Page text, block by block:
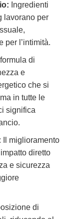
Ingredienti
lavorano per
per l’intimità.
di
e
che si
in tutte le
significa
Il miglioramento
diretto
e sicurezza
di